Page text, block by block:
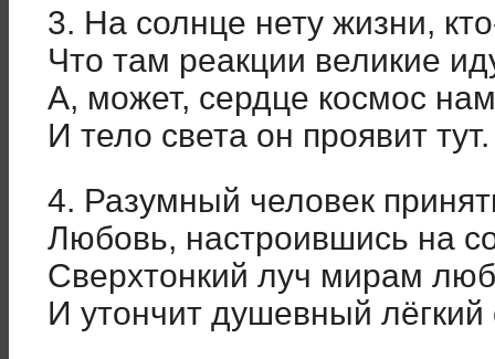
3. На солнце нету жизни,
Что там реакции великие
А, может, сердце космос
И тело света он проявит тут.
4. Разумный человек
Любовь, настроившись на
Сверхтонкий луч мирам
И утончит душевный лёгкий